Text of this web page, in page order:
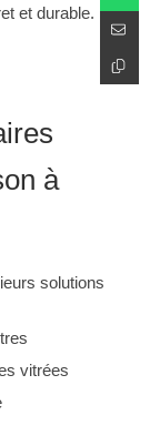
et durable.
à
solutions
vitrées